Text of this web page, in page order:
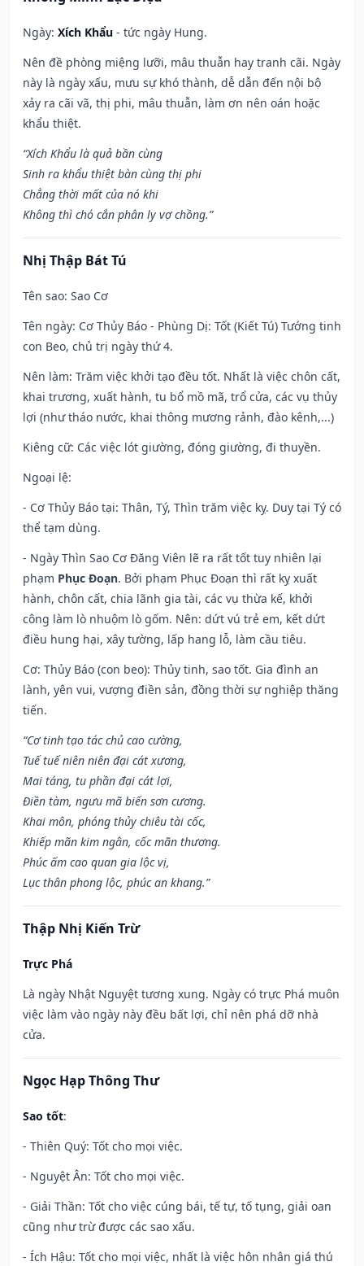
Ngày: Xích Khẩu - tức ngày Hung.
Nên đề phòng miệng lưỡi, mâu thuẫn hay tranh cãi. Ngày
này là ngày xấu, mưu sự khó thành, dễ dẫn đến nội bộ
xảy ra cãi vã, thị phi, mâu thuẫn, làm ơn nên oán hoặc
khẩu thiệt.
“Xích Khẩu là quả bần cùng
Sinh ra khẩu thiệt bàn cùng thị phi
Chẳng thời mất của nó khi
Không thì chó cắn phân ly vợ chồng.”
Nhị Thập Bát Tú
Tên sao: Sao Cơ
Tên ngày: Cơ Thủy Báo - Phùng Dị: Tốt (Kiết Tú) Tướng tinh
con Beo, chủ trị ngày thứ 4.
Nên làm: Trăm việc khởi tạo đều tốt. Nhất là việc chôn cất,
khai trương, xuất hành, tu bổ mồ mã, trổ cửa, các vụ thủy
lợi (như tháo nước, khai thông mương rảnh, đào kênh,...)
Kiêng cữ: Các việc lót giường, đóng giường, đi thuyền.
Ngoại lệ:
- Cơ Thủy Báo tại: Thân, Tý, Thìn trăm việc kỵ. Duy tại Tý có
thể tạm dùng.
- Ngày Thìn Sao Cơ Đăng Viên lẽ ra rất tốt tuy nhiên lại
phạm Phục Đoạn. Bởi phạm Phục Đoạn thì rất kỵ xuất
hành, chôn cất, chia lãnh gia tài, các vụ thừa kế, khởi
công làm lò nhuộm lò gốm. Nên: dứt vú trẻ em, kết dứt
điều hung hại, xây tường, lấp hang lỗ, làm cầu tiêu.
Cơ: Thủy Báo (con beo): Thủy tinh, sao tốt. Gia đình an
lành, yên vui, vượng điền sản, đồng thời sự nghiệp thăng
tiến.
“Cơ tinh tạo tác chủ cao cường,
Tuế tuế niên niên đại cát xương,
Mai táng, tu phần đại cát lợi,
Điền tàm, ngưu mã biến sơn cương.
Khai môn, phóng thủy chiêu tài cốc,
Khiếp mãn kim ngân, cốc mãn thương.
Phúc ấm cao quan gia lộc vị,
Lục thân phong lộc, phúc an khang.”
Thập Nhị Kiến Trừ
Trực Phá
Là ngày Nhật Nguyệt tương xung. Ngày có trực Phá muôn
việc làm vào ngày này đều bất lợi, chỉ nên phá dỡ nhà
cửa.
Ngọc Hạp Thông Thư
Sao tốt:
- Thiên Quý: Tốt cho mọi việc.
- Nguyệt Ân: Tốt cho mọi việc.
- Giải Thần: Tốt cho việc cúng bái, tế tự, tố tụng, giải oan
cũng như trừ được các sao xấu.
- Ích Hậu: Tốt cho mọi việc, nhất là việc hôn nhân giá thú